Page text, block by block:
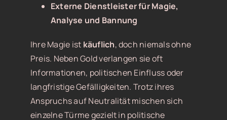
Externe Dienstleister für Magie,
Analyse und Bannung
Ihre Magie ist käuflich, doch niemals ohne
Preis. Neben Gold verlangen sie oft
Informationen, politischen Einfluss oder
langfristige Gefälligkeiten. Trotz ihres
Anspruchs auf Neutralität mischen sich
einzelne Türme gezielt in politische